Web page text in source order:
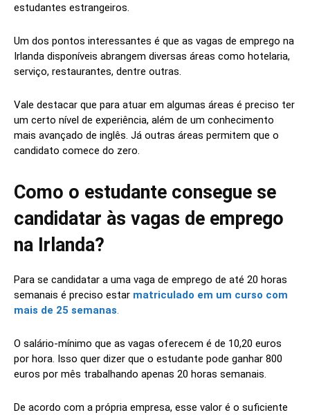
estudantes estrangeiros.
Um dos pontos interessantes é que as vagas de emprego na
Irlanda disponíveis abrangem diversas áreas como hotelaria,
serviço, restaurantes, dentre outras.
Vale destacar que para atuar em algumas áreas é preciso ter
um certo nível de experiência, além de um conhecimento
mais avançado de inglês. Já outras áreas permitem que o
candidato comece do zero.
Como o estudante consegue se
candidatar às vagas de emprego
na Irlanda?
Para se candidatar a uma vaga de emprego de até 20 horas
semanais é preciso estar matriculado em um curso com
mais de 25 semanas.
O salário-mínimo que as vagas oferecem é de 10,20 euros
por hora. Isso quer dizer que o estudante pode ganhar 800
euros por mês trabalhando apenas 20 horas semanais.
De acordo com a própria empresa, esse valor é o suficiente